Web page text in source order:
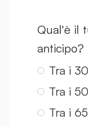
Qual'è il
anticipo?
Tra i
Tra i
Tra i